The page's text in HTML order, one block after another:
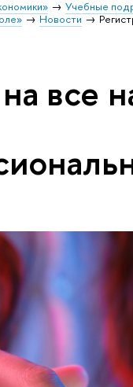
Учебные
Новости
все